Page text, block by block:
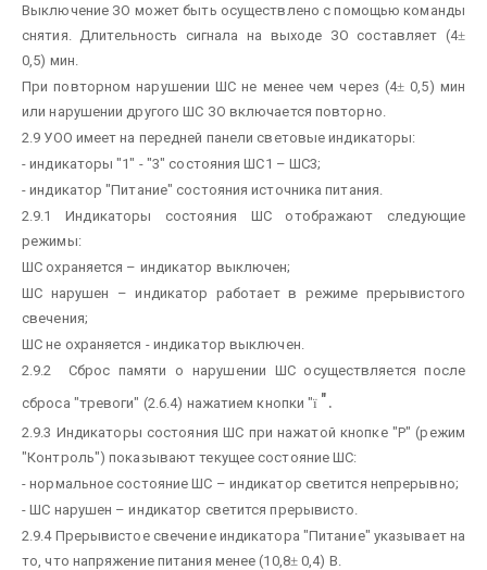
Выключение ЗО может быть осуществлено с помощью команды
снятия. Длительность сигнала на выходе ЗО составляет (4±
0,5) мин.
При повторном нарушении ШС не менее чем через (4± 0,5) мин
или нарушении другого ШС ЗО включается повторно.
2.9 УОО имеет на передней панели световые индикаторы:
- индикаторы "1" - "3" состояния ШС1 – ШС3;
- индикатор "Питание" состояния источника питания.
2.9.1 Индикаторы состояния ШС отображают следующие
режимы:
ШС охраняется – индикатор выключен;
ШС нарушен – индикатор работает в режиме прерывистого
свечения;
ШС не охраняется - индикатор выключен.
2.9.2 Сброс памяти о нарушении ШС осуществляется после
сброса "тревоги" (2.6.4) нажатием кнопки "ї ".
2.9.3 Индикаторы состояния ШС при нажатой кнопке "Р" (режим
"Контроль") показывают текущее состояние ШС:
- нормальное состояние ШС – индикатор светится непрерывно;
- ШС нарушен – индикатор светится прерывисто.
2.9.4 Прерывистое свечение индикатора "Питание" указывает на
то, что напряжение питания менее (10,8±0,4) В.